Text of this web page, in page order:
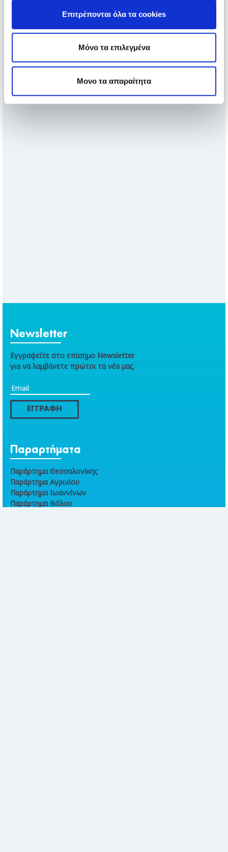
Επιτρέπονται όλα τα cookies
Μόνο τα επιλεγμένα
Μονο τα απαραίτητα
Newsletter
Εγγραφείτε στο επίσημο Newsletter
για να λαμβάνετε πρώτοι τα νέα μας.
ΕΓΓΡΑΦΗ
Παραρτήματα
Παράρτημα Θεσσαλονίκης
Παράρτημα Αγρινίου
Παράρτημα Ιωαννίνων
Παράρτημα Βόλου